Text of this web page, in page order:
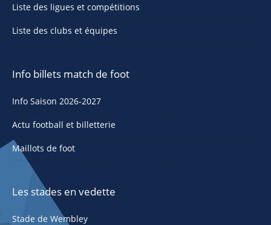
Liste des ligues et compétitions
Liste des clubs et équipes
Info billets match de foot
Info Saison 2026-2027
Actu football et billetterie
Maillots de foot
Les stades en vedette
Stade de Wembley